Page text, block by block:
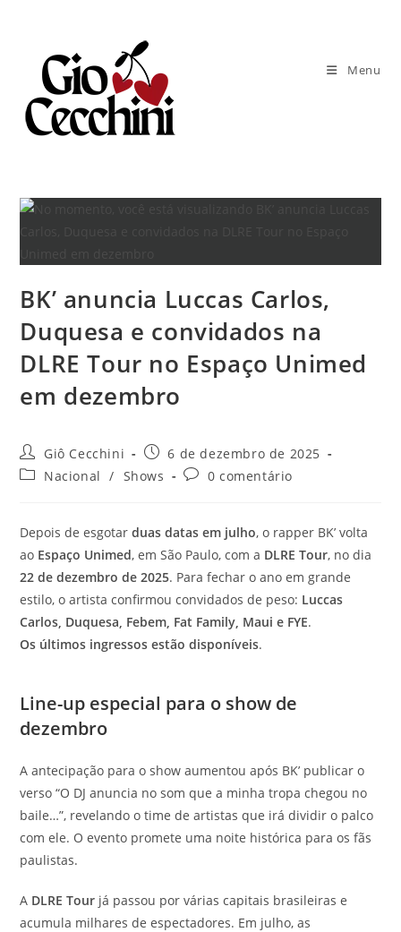
conteúdo
Menu
BK’ anuncia Luccas Carlos,
Duquesa e convidados na
DLRE Tour no Espaço Unimed
em dezembro
Autor
do
post:
Giô Cecchini
Post
publicado:
6 de dezembro de 2025
Categoria
Nacional / Shows
Comentários
0 comentário
Depois de esgotarduas datas em julho, o rapper BK’ volta
ao Espaço Unimed, em São Paulo, com a DLRE Tour, no dia
22 de dezembro de 2025. Para fechar o ano em grande
estilo, o artista confirmou convidados de peso: Luccas
Carlos, Duquesa, Febem, Fat Family, Maui e FYE.
Os últimos ingressos estão disponíveis.
Line-up especial para o show de
dezembro
A antecipação para o show aumentou após BK’ publicar o
verso “O DJ anuncia no som que a minha tropa chegou no
baile…”, revelando o time de artistas que irá dividir o palco
com ele. O evento promete uma noite histórica para os fãs
paulistas.
A DLRE Tour já passou por várias capitais brasileiras e
acumula milhares de espectadores. Em julho, as